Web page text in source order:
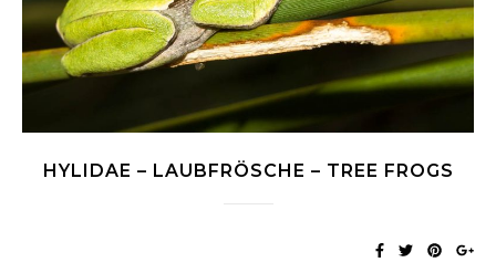
HYLIDAE – LAUBFRÖSCHE – TREE FROGS